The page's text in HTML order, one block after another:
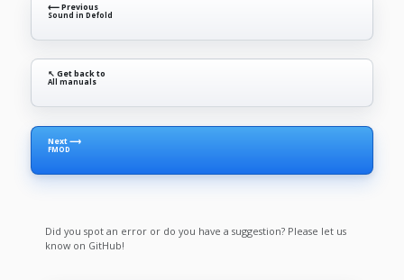
⟵ Previous
Sound in Defold
↖ Get back to
All manuals
Next ⟶
FMOD
Did you spot an error or do you have a suggestion? Please let us
know on GitHub!